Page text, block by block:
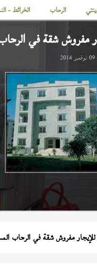
الرحاب الخرائط -
مفروش شقة في
09 نوفمبر 2014
للإيجار مفروش شقة في الرحاب المساحة